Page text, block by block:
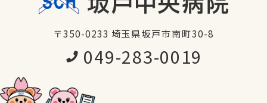
〒350-0233 埼玉県坂戸市南町30-8
049-283-0019